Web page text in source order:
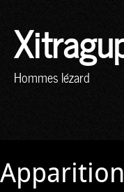
Hommes lézard